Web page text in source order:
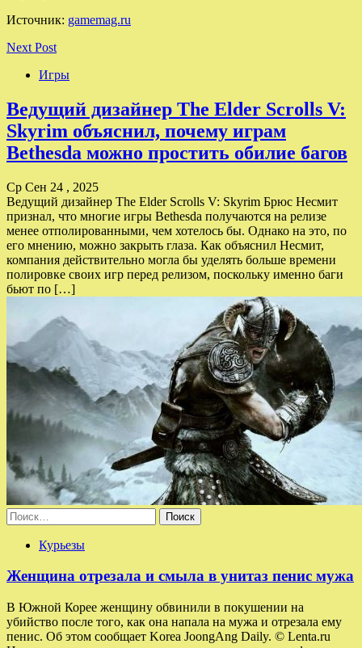
Источник: gamemag.ru
Next Post
Игры
Ведущий дизайнер The Elder Scrolls V:
Skyrim объяснил, почему играм
Bethesda можно простить обилие багов
Ср Сен 24 , 2025
Ведущий дизайнер The Elder Scrolls V: Skyrim Брюс Несмит
признал, что многие игры Bethesda получаются на релизе
менее отполированными, чем хотелось бы. Однако на это, по
его мнению, можно закрыть глаза. Как объяснил Несмит,
компания действительно могла бы уделять больше времени
полировке своих игр перед релизом, поскольку именно баги
бьют по […]
Найти:
Курьезы
Женщина отрезала и смыла в унитаз пенис мужа
В Южной Корее женщину обвинили в покушении на
убийство после того, как она напала на мужа и отрезала ему
пенис. Об этом сообщает Korea JoongAng Daily. © Lenta.ru